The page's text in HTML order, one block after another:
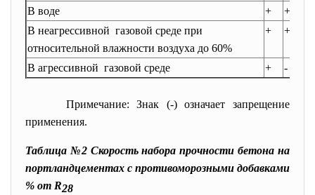
В воде
+
+
В неагрессивной газовой среде при
относительной влажности воздуха до 60%
+ +
В агрессивной газовой среде + -
Примечание: Знак (-) означает запрещение
применения.
Таблица №2 Скорость набора прочности бетона на
портландцементах с противоморозными добавками
% от R28